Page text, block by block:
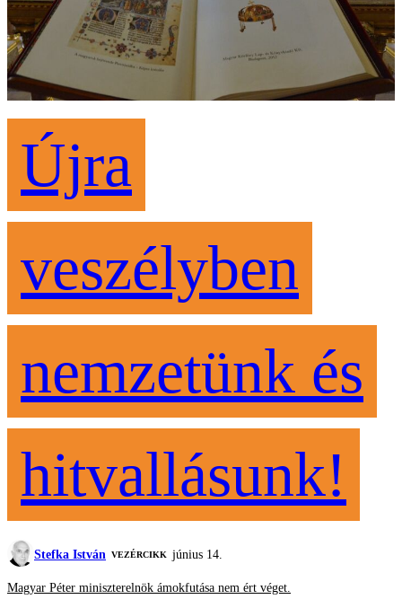
Újra
veszélyben
nemzetünk és
hitvallásunk!
Stefka István VEZÉRCIKK június 14.
Magyar Péter miniszterelnök ámokfutása nem ért véget.